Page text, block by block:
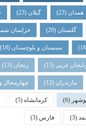
گیلان قزوین
(20) خراسان شمالی(20)
سیستان و بلوچستان(18)
(15) زنجان
(12) چهارمحال و بختیاری
کرمانشاه(5) لرستان
فارس